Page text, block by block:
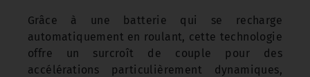
Grâce à une batterie qui se recharge
automatiquement en roulant, cette technologie
offre un surcroît de couple pour des
accélérations particulièrement dynamiques,